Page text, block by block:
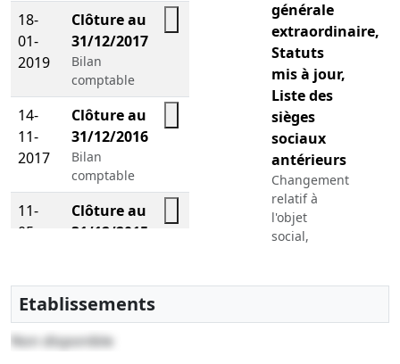
18-
01-
2019
Clôture au
31/12/2017
Bilan
comptable
14-
11-
2017
Clôture au
31/12/2016
Bilan
comptable
11-
05-
Clôture au
31/12/2015
générale
extraordinaire,
Statuts
mis à jour,
Liste des
sièges
sociaux
antérieurs
Changement
relatif à
l'objet
social,
Etablissements
Non disponible